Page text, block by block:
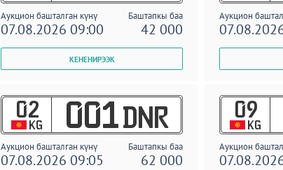
Аукцион башталган күнү Баштапкы баа
07.08.2026 09:00 42 000
Аукцион
02
KG 001 DNR
Аукцион башталган күнү Баштапкы баа
07.08.2026 09:05 62 000
09
KG
Аукцион